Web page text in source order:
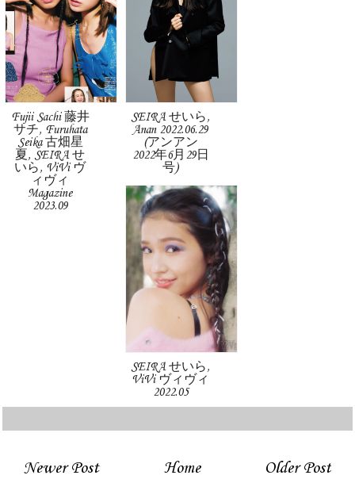
Fujii Sachi 藤井
サチ, Furuhata
Seika 古畑星
夏, SEIRA せ
いら, ViVi ヴ
ィヴィ
Magazine
2023.09
SEIRA せいら,
Anan 2022.06.29
(アンアン
2022年6月29日
号)
SEIRA せいら,
ViVi ヴィヴィ
2022.05
Newer Post Older Post
Home